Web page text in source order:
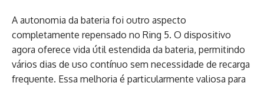
A autonomia da bateria foi outro aspecto
completamente repensado no Ring 5. O dispositivo
agora oferece vida útil estendida da bateria, permitindo
vários dias de uso contínuo sem necessidade de recarga
frequente. Essa melhoria é particularmente valiosa para